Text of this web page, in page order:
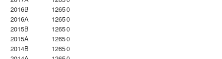
2016B
12650
2016A
12650
2015B
12650
2015A
12650
2014B
12650